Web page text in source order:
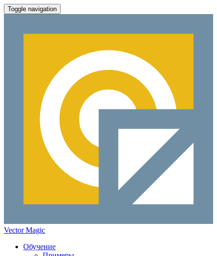
Toggle navigation
Vector Magic
Обучение